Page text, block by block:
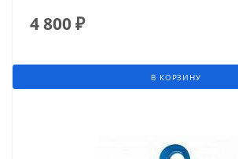
4 800₽
В КОРЗИНУ